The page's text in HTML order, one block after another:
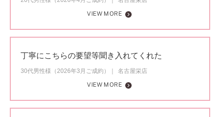
VIEW MORE
丁寧にこちらの要望等聞き入れてくれた
30代男性様（2026年3月ご成約）
名古屋栄店
VIEW MORE